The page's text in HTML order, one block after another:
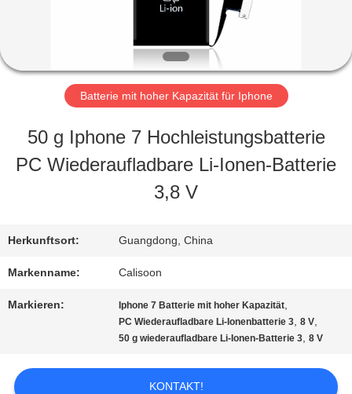
ÜBER
FABRIK
REFERENZEN
SITEMAP
Batterie mit hoher Kapazität für Iphone
50 g Iphone 7 Hochleistungsbatterie
PC Wiederaufladbare Li-Ionen-Batterie
3,8 V
Herkunftsort: Guangdong, China
Markenname: Calisoon
Markieren: Iphone 7 Batterie mit hoher Kapazität,
PC Wiederaufladbare Li-Ionenbatterie 3,8 V,
50 g wiederaufladbare Li-Ionen-Batterie 3,8 V
KONTAKT!